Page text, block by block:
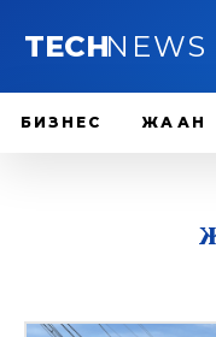
TECHNEWS
БИЗНЕС ЖАҺАН